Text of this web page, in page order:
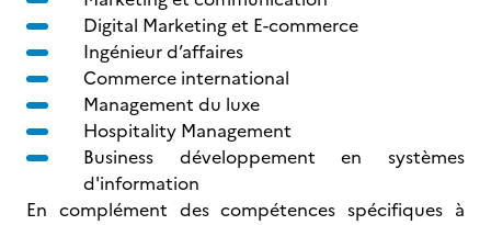
Digital Marketing et E-commerce
Ingénieur d’affaires
Commerce international
Management du luxe
Hospitality Management
Business développement en systèmes
d'information
En complément des compétences spécifiques à